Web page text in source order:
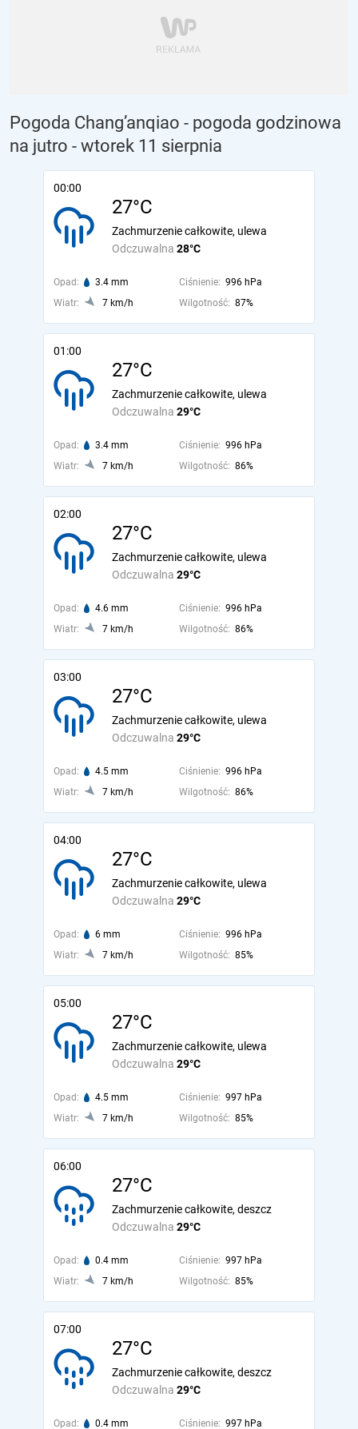
Pogoda Chang’anqiao - pogoda godzinowa
na jutro - wtorek 11 sierpnia
00:00
27°C
Odczuwalna 28°C
Zachmurzenie całkowite, ulewa
Opad: 3.4 mm Ciśnienie: 996 hPa
Wiatr:
7 km/h Wilgotność: 87%
01:00
27°C
Odczuwalna 29°C
Zachmurzenie całkowite, ulewa
Opad: 3.4 mm Ciśnienie: 996 hPa
Wiatr:
7 km/h Wilgotność: 86%
02:00
27°C
Odczuwalna 29°C
Zachmurzenie całkowite, ulewa
Opad: 4.6 mm Ciśnienie: 996 hPa
Wiatr:
7 km/h Wilgotność: 86%
03:00
27°C
Odczuwalna 29°C
Zachmurzenie całkowite, ulewa
Opad: 4.5 mm Ciśnienie: 996 hPa
Wiatr:
7 km/h Wilgotność: 86%
04:00
27°C
Odczuwalna 29°C
Zachmurzenie całkowite, ulewa
Opad: 6 mm Ciśnienie: 996 hPa
Wiatr:
7 km/h Wilgotność: 85%
05:00
27°C
Odczuwalna 29°C
Zachmurzenie całkowite, ulewa
Opad: 4.5 mm Ciśnienie: 997 hPa
Wiatr:
7 km/h Wilgotność: 85%
06:00
27°C
Odczuwalna 29°C
Zachmurzenie całkowite, deszcz
Opad: 0.4 mm Ciśnienie: 997 hPa
Wiatr:
7 km/h Wilgotność: 85%
07:00
27°C
Odczuwalna 29°C
Zachmurzenie całkowite, deszcz
Opad: 0.4 mm Ciśnienie: 997 hPa